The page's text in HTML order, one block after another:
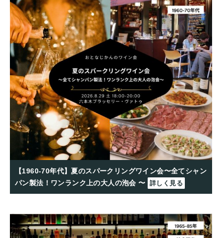
【1960-70年代】夏のスパークリングワイン会〜全てシャン
パン製法！ワンランク上の大人の泡会 〜 詳しく見る